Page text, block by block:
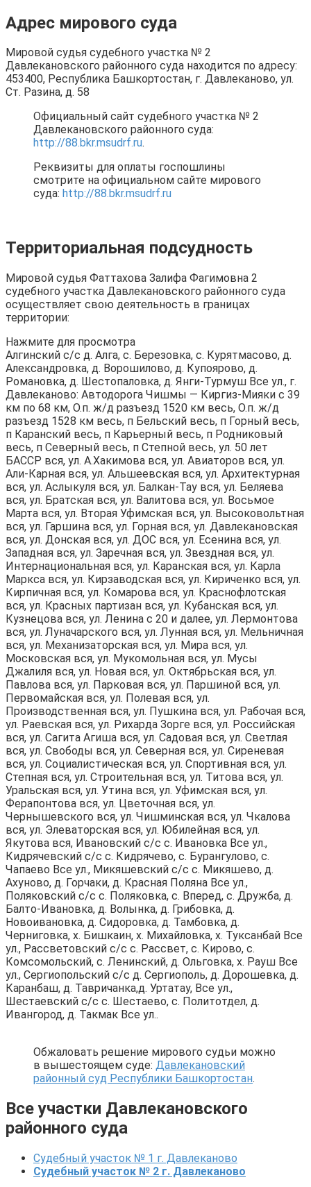
Адрес мирового суда
Мировой судья судебного участка № 2
Давлекановского районного суда находится по адресу:
453400, Республика Башкортостан, г. Давлеканово, ул.
Ст. Разина, д. 58
Официальный сайт судебного участка № 2
Давлекановского районного суда:
http://88.bkr.msudrf.ru.
Реквизиты для оплаты госпошлины
смотрите на официальном сайте мирового
суда: http://88.bkr.msudrf.ru
Территориальная подсудность
Мировой судья Фаттахова Залифа Фагимовна 2
судебного участка Давлекановского районного суда
осуществляет свою деятельность в границах
территории:
Нажмите для просмотра
Алгинский с/с д. Алга, с. Березовка, с. Курятмасово, д.
Александровка, д. Ворошилово, д. Купоярово, д.
Романовка, д. Шестопаловка, д. Янги-Турмуш Все ул., г.
Давлеканово: Автодорога Чишмы — Киргиз-Мияки с 39
км по 68 км, О.п. ж/д разъезд 1520 км весь, О.п. ж/д
разъезд 1528 км весь, п Бельский весь, п Горный весь,
п Каранский весь, п Карьерный весь, п Родниковый
весь, п Северный весь, п Степной весь, ул. 50 лет
БАССР вся, ул. А.Хакимова вся, ул. Авиаторов вся, ул.
Али-Карная вся, ул. Альшеевская вся, ул. Архитектурная
вся, ул. Аслыкуля вся, ул. Балкан-Тау вся, ул. Беляева
вся, ул. Братская вся, ул. Валитова вся, ул. Восьмое
Марта вся, ул. Вторая Уфимская вся, ул. Высоковольтная
вся, ул. Гаршина вся, ул. Горная вся, ул. Давлекановская
вся, ул. Донская вся, ул. ДОС вся, ул. Есенина вся, ул.
Западная вся, ул. Заречная вся, ул. Звездная вся, ул.
Интернациональная вся, ул. Каранская вся, ул. Карла
Маркса вся, ул. Кирзаводская вся, ул. Кириченко вся, ул.
Кирпичная вся, ул. Комарова вся, ул. Краснофлотская
вся, ул. Красных партизан вся, ул. Кубанская вся, ул.
Кузнецова вся, ул. Ленина с 20 и далее, ул. Лермонтова
вся, ул. Луначарского вся, ул. Лунная вся, ул. Мельничная
вся, ул. Механизаторская вся, ул. Мира вся, ул.
Московская вся, ул. Мукомольная вся, ул. Мусы
Джалиля вся, ул. Новая вся, ул. Октябрьская вся, ул.
Павлова вся, ул. Парковая вся, ул. Паршиной вся, ул.
Первомайская вся, ул. Полевая вся, ул.
Производственная вся, ул. Пушкина вся, ул. Рабочая вся,
ул. Раевская вся, ул. Рихарда Зорге вся, ул. Российская
вся, ул. Сагита Агиша вся, ул. Садовая вся, ул. Светлая
вся, ул. Свободы вся, ул. Северная вся, ул. Сиреневая
вся, ул. Социалистическая вся, ул. Спортивная вся, ул.
Степная вся, ул. Строительная вся, ул. Титова вся, ул.
Уральская вся, ул. Утина вся, ул. Уфимская вся, ул.
Ферапонтова вся, ул. Цветочная вся, ул.
Чернышевского вся, ул. Чишминская вся, ул. Чкалова
вся, ул. Элеваторская вся, ул. Юбилейная вся, ул.
Якутова вся, Ивановский с/с с. Ивановка Все ул.,
Кидрячевский с/с с. Кидрячево, с. Бурангулово, с.
Чапаево Все ул., Микяшевский с/с с. Микяшево, д.
Ахуново, д. Горчаки, д. Красная Поляна Все ул.,
Поляковский с/с с. Поляковка, с. Вперед, с. Дружба, д.
Балто-Ивановка, д. Волынка, д. Грибовка, д.
Новоивановка, д. Сидоровка, д. Тамбовка, д.
Черниговка, х. Бишкаин, х. Михайловка, х. Туксанбай Все
ул., Рассветовский с/с с. Рассвет, с. Кирово, с.
Комсомольский, с. Ленинский, д. Ольговка, х. Рауш Все
ул., Сергиопольский с/с д. Сергиополь, д. Дорошевка, д.
Каранбаш, д. Тавричанка,д. Уртатау, Все ул.,
Шестаевский с/с с. Шестаево, с. Политотдел, д.
Ивангород, д. Такмак Все ул..
Обжаловать решение мирового судьи можно
в вышестоящем суде: Давлекановский
районный суд Республики Башкортостан.
Все участки Давлекановского
районного суда
Судебный участок № 1 г. Давлеканово
Судебный участок № 2 г. Давлеканово